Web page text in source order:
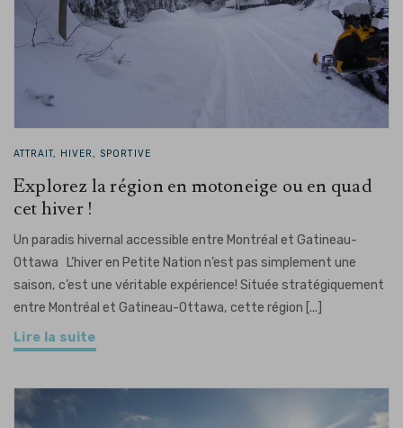
ATTRAIT, HIVER, SPORTIVE
Explorez la région en motoneige ou en quad
cet hiver !
Un paradis hivernal accessible entre Montréal et Gatineau-
Ottawa L’hiver en Petite Nation n’est pas simplement une
saison, c’est une véritable expérience! Située stratégiquement
entre Montréal et Gatineau-Ottawa, cette région [...]
Lire la suite